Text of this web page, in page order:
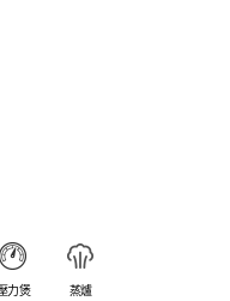
力煲 蒸爐